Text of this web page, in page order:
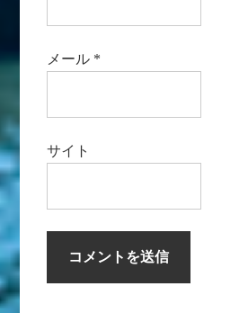
メール *
サイト